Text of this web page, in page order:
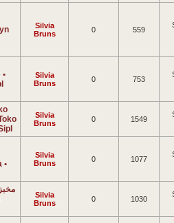
Silvia
Bruns
0 559
Silvia
Bruns
0 753
Silvia
Bruns
0 1549
•
Silvia
Bruns
0 1077
Silvia
Bruns
0 1030